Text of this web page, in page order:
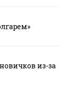
из-за